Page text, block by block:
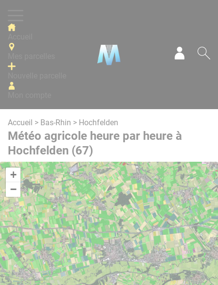
Accueil > Bas-Rhin > Hochfelden
Météo agricole heure par heure à
Hochfelden (67)
+
−